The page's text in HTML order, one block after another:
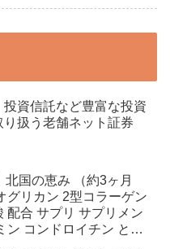
投資信託など豊富な投資
り扱う老舗ネット証券
北国の恵み （約3ヶ月
グリカン 2型コラーゲン
配合 サプリ サプリメン
ン コンドロイチン と好